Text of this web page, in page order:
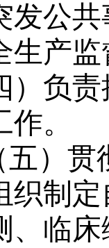
发公
生产
）负
。
五）
织制
、临